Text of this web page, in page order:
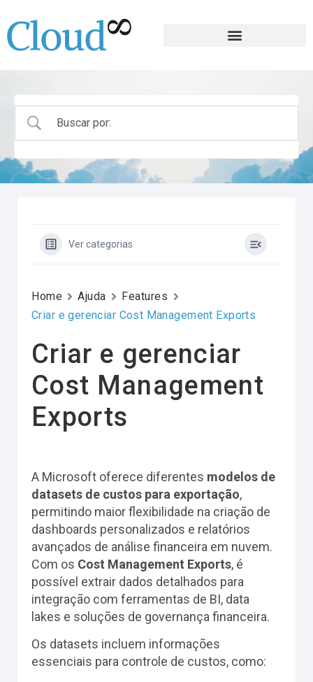
Ver categorias
Home Ajuda
Features
Criar e gerenciar Cost Management Exports
Criar e gerenciar
Cost Management
Exports
A Microsoft oferece diferentes modelos de
datasets de custos para exportação,
permitindo maior flexibilidade na criação de
dashboards personalizados e relatórios
avançados de análise financeira em nuvem.
Com os Cost Management Exports, é
possível extrair dados detalhados para
integração com ferramentas de BI, data
lakes e soluções de governança financeira.
Os datasets incluem informações
essenciais para controle de custos, como: